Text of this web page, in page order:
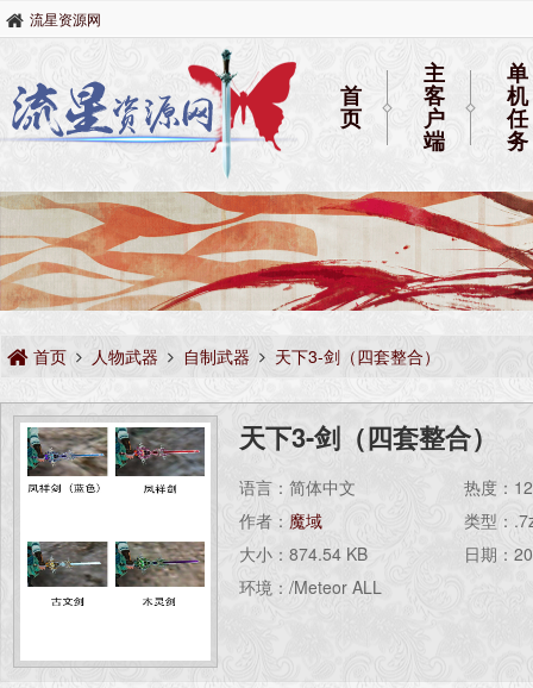
流星资源网
首
页
主
客
户
端
单
机
任
务
首页 人物武器 自制武器 天下3-剑（四套整合）
天下3-剑（四套整合）
语言：简体中文
作者： 魔域
大小：874.54 KB
环境：/Meteor ALL
热度：
类型：
日期：